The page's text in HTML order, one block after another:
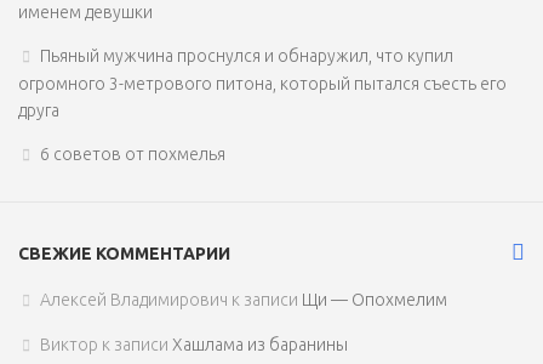
именем девушки
Пьяный мужчина проснулся и обнаружил, что купил
огромного 3-метрового питона, который пытался съесть его
друга
6 советов от похмелья
СВЕЖИЕ КОММЕНТАРИИ
Алексей Владимирович к записи Щи — Опохмелим
Виктор к записи Хашлама из баранины